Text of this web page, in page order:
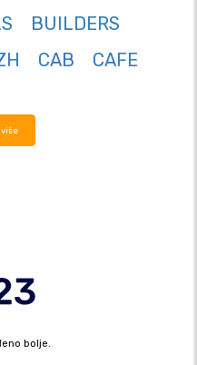
BUILDERS
CAB
CAFE
bolje.